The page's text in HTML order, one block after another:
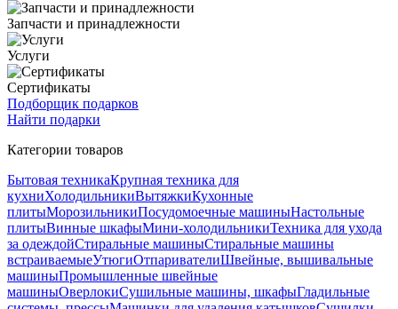
Запчасти и принадлежности
Услуги
Сертификаты
Подборщик подарков
Найти подарки
Категории товаров
Бытовая техникаКрупная техника для
кухниХолодильникиВытяжкиКухонные
плитыМорозильникиПосудомоечные машиныНастольные
плитыВинные шкафыМини-холодильникиТехника для ухода
за одеждойСтиральные машиныСтиральные машины
встраиваемыеУтюгиОтпаривателиШвейные, вышивальные
машиныПромышленные швейные
машиныОверлокиСушильные машины, шкафыГладильные